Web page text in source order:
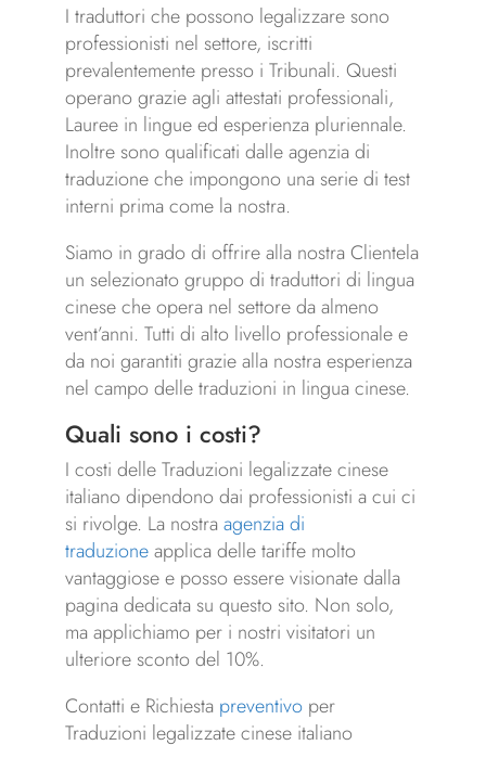
I traduttori che possono legalizzare sono
professionisti nel settore, iscritti
prevalentemente presso i Tribunali. Questi
operano grazie agli attestati professionali,
Lauree in lingue ed esperienza pluriennale.
Inoltre sono qualificati dalle agenzia di
traduzione che impongono una serie di test
interni prima come la nostra.
Siamo in grado di offrire alla nostra Clientela
un selezionato gruppo di traduttori di lingua
cinese che opera nel settore da almeno
vent’anni. Tutti di alto livello professionale e
da noi garantiti grazie alla nostra esperienza
nel campo delle traduzioni in lingua cinese.
Quali sono i costi?
I costi delle Traduzioni legalizzate cinese
italiano dipendono dai professionisti a cui ci
si rivolge. La nostraagenzia di
traduzioneapplica delle tariffe molto
vantaggiose e posso essere visionate dalla
pagina dedicata su questo sito. Non solo,
ma applichiamo per i nostri visitatori un
ulteriore sconto del 10%.
Contatti e Richiesta preventivoper
Traduzioni legalizzate cinese italiano